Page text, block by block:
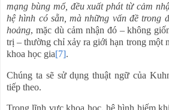
mạng bùng mổ, đều xuất phát từ cảm
hệ hình có sẵn, mà những vấn đề trong
hoảng, mặc dù cảm nhận đó – không
trị – thường chỉ xảy ra giới hạn trong một
khoa học gia[7].
Chúng ta sẽ sử dụng thuật ngữ của
tiếp theo.